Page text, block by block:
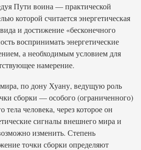
Пути воина — практической
которой считается энергетическая
и достижение «бесконечного
воспринимать энергетические
а необходимым условием для
намерение.
по дону Хуану, ведущую роль
сборки — особого (ограниченного)
тела человека, через которое он
сигналы внешнего мира и
изменить. Степень
точки сборки определяют